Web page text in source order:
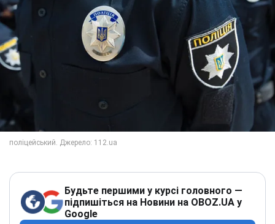
Будьте першими у курсі головного —
підпишіться на Новини на OBOZ.UA у
Google